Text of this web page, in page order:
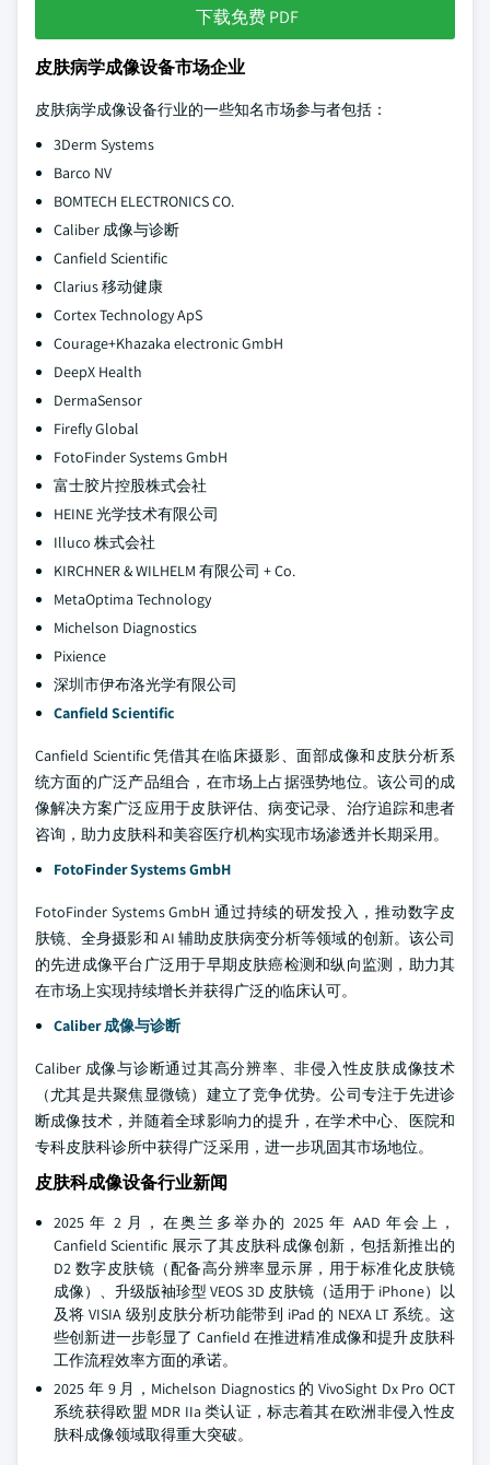
下载免费 PDF
皮肤病学成像设备市场企业
皮肤病学成像设备行业的一些知名市场参与者包括：
3Derm Systems
Barco NV
BOMTECH ELECTRONICS CO.
Caliber 成像与诊断
Canfield Scientific
Clarius 移动健康
Cortex Technology ApS
Courage+Khazaka electronic GmbH
DeepX Health
DermaSensor
Firefly Global
FotoFinder Systems GmbH
富士胶片控股株式会社
HEINE 光学技术有限公司
Illuco 株式会社
KIRCHNER & WILHELM 有限公司 + Co.
MetaOptima Technology
Michelson Diagnostics
Pixience
深圳市伊布洛光学有限公司
Canfield Scientific
Canfield Scientific 凭借其在临床摄影、面部成像和皮肤分析系
统方面的广泛产品组合，在市场上占据强势地位。该公司的成
像解决方案广泛应用于皮肤评估、病变记录、治疗追踪和患者
咨询，助力皮肤科和美容医疗机构实现市场渗透并长期采用。
FotoFinder Systems GmbH
FotoFinder Systems GmbH 通过持续的研发投入，推动数字皮
肤镜、全身摄影和 AI 辅助皮肤病变分析等领域的创新。该公司
的先进成像平台广泛用于早期皮肤癌检测和纵向监测，助力其
在市场上实现持续增长并获得广泛的临床认可。
Caliber 成像与诊断
Caliber 成像与诊断通过其高分辨率、非侵入性皮肤成像技术
（尤其是共聚焦显微镜）建立了竞争优势。公司专注于先进诊
断成像技术，并随着全球影响力的提升，在学术中心、医院和
专科皮肤科诊所中获得广泛采用，进一步巩固其市场地位。
皮肤科成像设备行业新闻
2025 年 2 月，在奥兰多举办的 2025 年 AAD 年会上，
Canfield Scientific 展示了其皮肤科成像创新，包括新推出的
D2 数字皮肤镜（配备高分辨率显示屏，用于标准化皮肤镜
成像）、升级版袖珍型 VEOS 3D 皮肤镜（适用于 iPhone）以
及将 VISIA 级别皮肤分析功能带到 iPad 的 NEXA LT 系统。这
些创新进一步彰显了 Canfield 在推进精准成像和提升皮肤科
工作流程效率方面的承诺。
2025 年 9 月，Michelson Diagnostics 的 VivoSight Dx Pro OCT
系统获得欧盟 MDR IIa 类认证，标志着其在欧洲非侵入性皮
肤科成像领域取得重大突破。